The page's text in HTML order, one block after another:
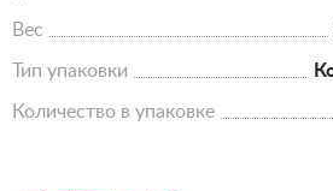
Вес
Тип упаковки
Количество в упаковке